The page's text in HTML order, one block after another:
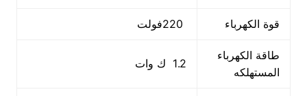
قوة الكهرباء
طاقة الكهرباء
المستهلكه
1.2 ك وات